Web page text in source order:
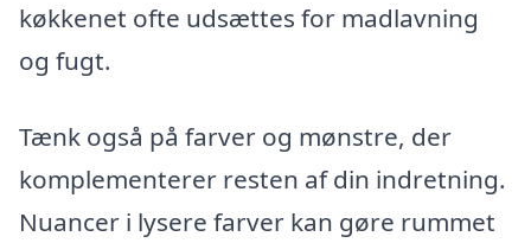
køkkenet ofte udsættes for madlavning
og fugt.
Tænk også på farver og mønstre, der
komplementerer resten af din indretning.
Nuancer i lysere farver kan gøre rummet